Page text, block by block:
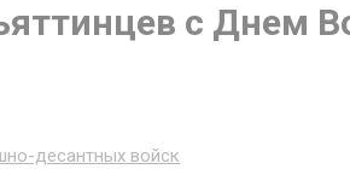
с Днем
десантных войск